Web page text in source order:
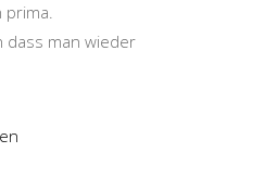
prima.
dass man wieder